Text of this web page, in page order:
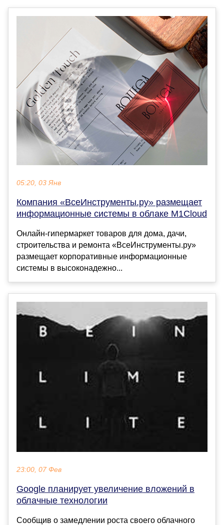
05:20, 03 Янв
Компания «ВсеИнструменты.ру» размещает
информационные системы в облаке M1Cloud
Онлайн-гипермаркет товаров для дома, дачи,
строительства и ремонта «ВсеИнструменты.ру»
размещает корпоративные информационные
системы в высоконадежно...
23:00, 07 Фев
Google планирует увеличение вложений в
облачные технологии
Сообщив о замедлении роста своего облачного